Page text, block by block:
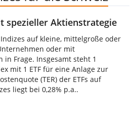
spezieller Aktienstrategie
auf kleine, mittelgroße oder
oder mit
Frage. Insgesamt steht 1
mit 1 ETF für eine Anlage zur
(TER) der ETFs auf
liegt bei 0,28% p.a..